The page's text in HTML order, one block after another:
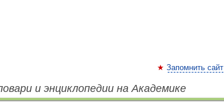
Запомнить сайт
и энциклопедии на Академике